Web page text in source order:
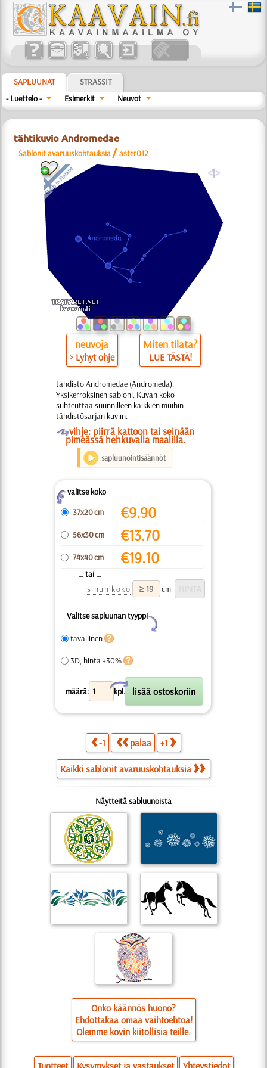
SAPLUUNAT
STRASSIT
- Luettelo -
Esimerkit Neuvot
tähtikuvio Andromedae
Sablonit avaruuskohtauksia /aster012
a
neuvoja
> Lyhyt ohje
Miten tilata?
LUE TÄSTÄ!
tähdistö Andromedae (Andromeda).
Yksikerroksinen sabloni. Kuvan koko
suhteuttaa suunnilleen kaikkien muihin
tähdistösarjan kuviin.
Ovihje: piirrä kattoon tai seinään
pimeässä hehkuvalla maalilla.
sapluunointisäännöt
Zvalitse koko
37x20 cm
€9.90
56x30 cm €13.70
74x40 cm €19.10
... tai ...
sinun koko
cm
Valitse sapluunan tyyppi
Y
tavallinen
3D, hinta +30%
määrä: kpl.
X
-1 palaa +1
Kaikki sablonit avaruuskohtauksia
Näytteitä sabluunoista
Onko käännös huono?
Ehdottakaa omaa vaihtoehtoa!
Olemme kovin kiitollisia teille.
Tuotteet Kysymykset ja vastaukset Yhteystiedot